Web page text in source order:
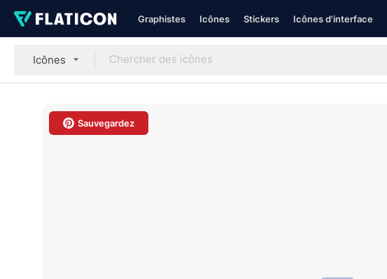
Graphistes Icônes Stickers Icônes d'interface
Icônes
Sauvegardez